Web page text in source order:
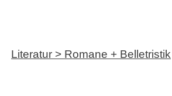
Literatur > Romane + Belletristik